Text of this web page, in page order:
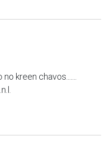
kreen chavos.......